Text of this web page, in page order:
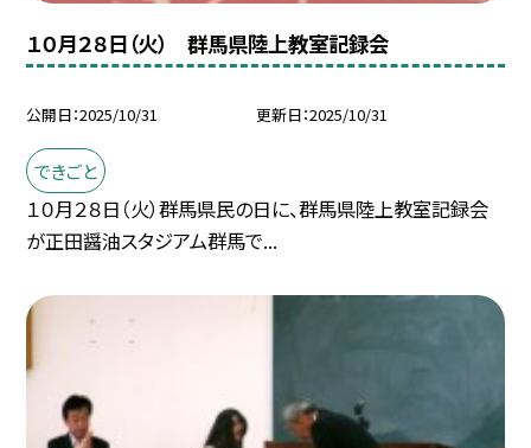
１０月２８日（火） 群馬県陸上教室記録会
公開日 2025/10/31 更新日 2025/10/31
できごと
１０月２８日（火）群馬県民の日に、群馬県陸上教室記録会
が正田醤油スタジアム群馬で...